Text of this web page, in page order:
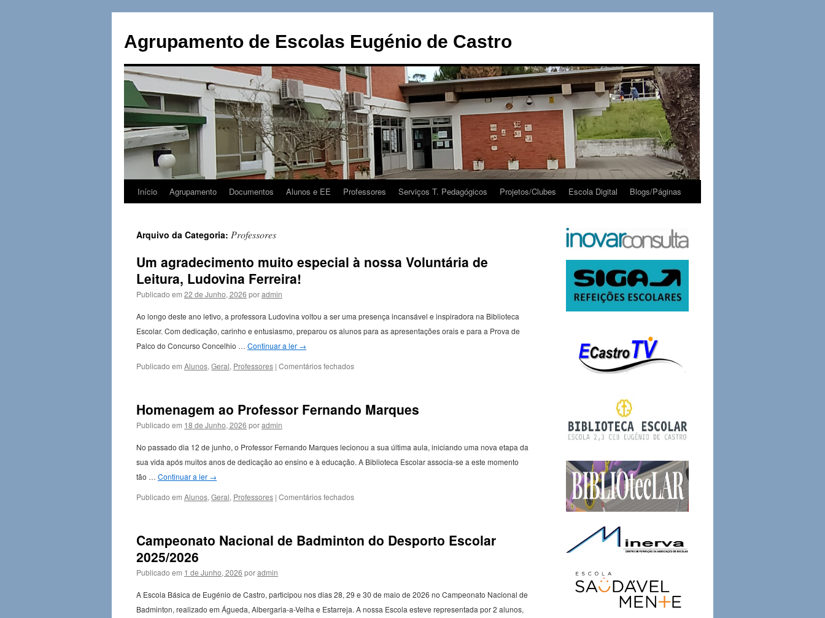
o
conteúdo
Agrupamento de Escolas Eugénio de Castro
Início Agrupamento Documentos Alunos e EE Professores Serviços T. Pedagógicos Projetos/Clubes Escola Digital Blogs/Páginas
Arquivo da Categoria: Professores
Um agradecimento muito especial à nossa Voluntária de
Leitura, Ludovina Ferreira!
Publicado em 22 de Junho, 2026 poradmin
Ao longo deste ano letivo, a professora Ludovina voltou a ser uma presença incansável e inspiradora na Biblioteca
Escolar. Com dedicação, carinho e entusiasmo, preparou os alunos para as apresentações orais e para a Prova de
Palco do Concurso Concelhio … Continuar a ler →
Publicado em Alunos, Geral, Professores | Comentários fechadosem
especial
de
Leitura,
Homenagem ao Professor Fernando Marques
Publicado em 18 de Junho, 2026 poradmin
No passado dia 12 de junho, o Professor Fernando Marques lecionou a sua última aula, iniciando uma nova etapa da
sua vida após muitos anos de dedicação ao ensino e à educação. A Biblioteca Escolar associa-se a este momento
tão … Continuar a ler →
Publicado em Alunos, Geral, Professores | Comentários fechadosem
Fernando
Campeonato Nacional de Badminton do Desporto Escolar
2025/2026
Publicado em 1 de Junho, 2026 poradmin
A Escola Básica de Eugénio de Castro, participou nos dias 28, 29 e 30 de maio de 2026 no Campeonato Nacional de
Badminton, realizado em Águeda, Albergaria-a-Velha e Estarreja. A nossa Escola esteve representada por 2 alunos,